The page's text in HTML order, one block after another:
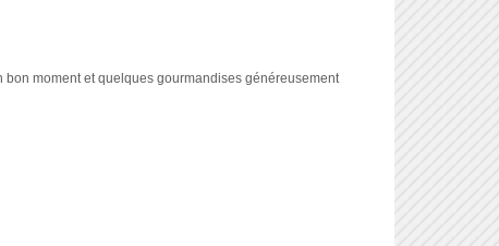
bon moment et quelques gourmandises généreusement